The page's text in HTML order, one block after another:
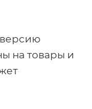
на товары и